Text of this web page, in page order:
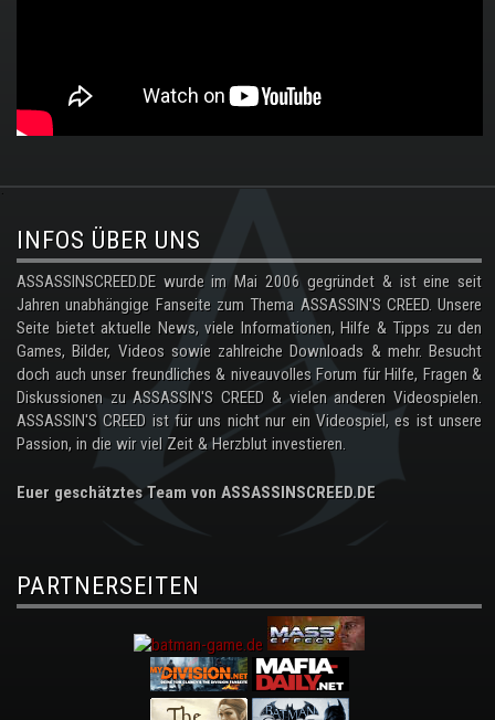
.
INFOS ÜBER UNS
ASSASSINSCREED.DE wurde im Mai 2006 gegründet & ist eine seit
Jahren unabhängige Fanseite zum Thema ASSASSIN'S CREED. Unsere
Seite bietet aktuelle News, viele Informationen, Hilfe & Tipps zu den
Games, Bilder, Videos sowie zahlreiche Downloads & mehr. Besucht
doch auch unser freundliches & niveauvolles Forum für Hilfe, Fragen &
Diskussionen zu ASSASSIN'S CREED & vielen anderen Videospielen.
ASSASSIN'S CREED ist für uns nicht nur ein Videospiel, es ist unsere
Passion, in die wir viel Zeit & Herzblut investieren.
Euer geschätztes Team von ASSASSINSCREED.DE
PARTNERSEITEN